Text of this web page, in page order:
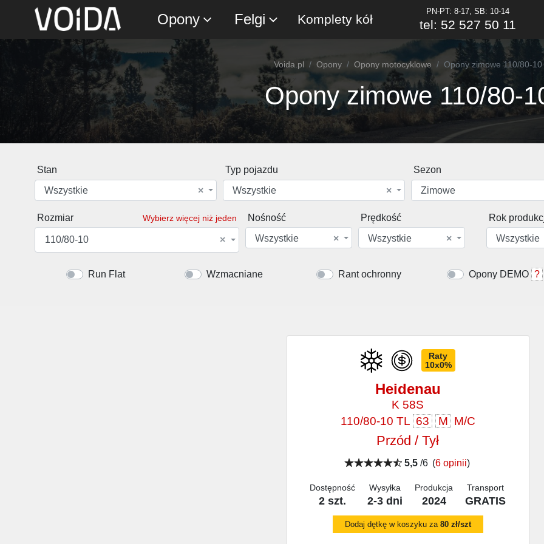
Opony Felgi Komplety kół
PN-PT: 8-17, SB: 10-14
tel: 52 527 50 11
Voida.pl Opony Opony motocyklowe Opony zimowe 110/80-10
Opony zimowe 110/80-
Stan
×
Wszystkie
Typ pojazdu
×
Wszystkie
Sezon
Zimowe
Rozmiar Wybierz więcej niż jeden
×
110/80-10
Nośność
×
Wszystkie
Prędkość
×
Wszystkie
Rok
Wszystkie
Run Flat Wzmacniane Rant ochronny Opony DEMO ?
Raty
10x0%
Heidenau
K 58S
110/80-10 TL 63 M M/C
Przód / Tył
5,5 /6 (6 opinii)
Dostępność
2 szt.
Wysyłka
2-3 dni
Produkcja
2024
Transport
GRATIS
Dodaj dętkę w koszyku za 80 zł/szt